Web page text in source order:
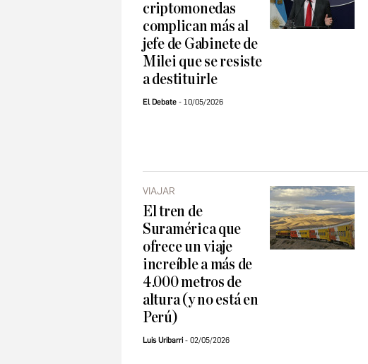
criptomonedas
complican más al
jefe de Gabinete de
Milei que se resiste
a destituirle
El Debate 10/05/2026
VIAJAR
El tren de
Suramérica que
ofrece un viaje
increíble a más de
4.000 metros de
altura (y no está en
Perú)
Luis Uribarri 02/05/2026